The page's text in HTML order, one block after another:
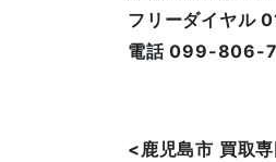
フリーダイヤル
電話 099-806-
<鹿児島市 買取